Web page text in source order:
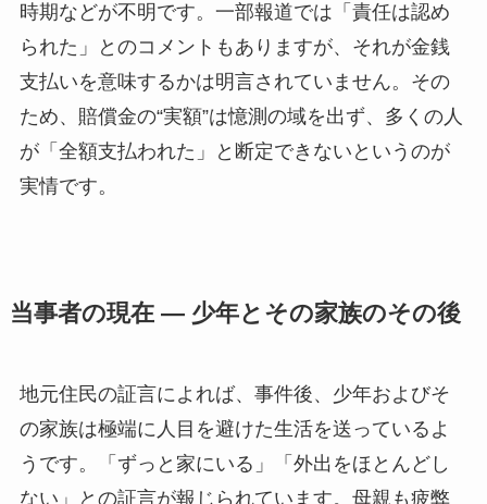
時期などが不明です。一部報道では「責任は認め
られた」とのコメントもありますが、それが金銭
支払いを意味するかは明言されていません。その
ため、賠償金の“実額”は憶測の域を出ず、多くの人
が「全額支払われた」と断定できないというのが
実情です。
当事者の現在 — 少年とその家族のその後
地元住民の証言によれば、事件後、少年およびそ
の家族は極端に人目を避けた生活を送っているよ
うです。「ずっと家にいる」「外出をほとんどし
ない」との証言が報じられています。母親も疲弊